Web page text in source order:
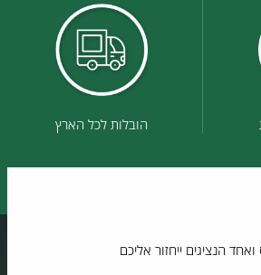
הובלות לכל הארץ
הנציגים ייחזור אליכם